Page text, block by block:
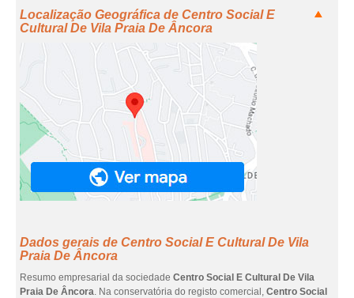
Localização Geográfica de Centro Social E
Cultural De Vila Praia De Âncora
Dados gerais de Centro Social E Cultural De Vila
Praia De Âncora
Resumo empresarial da sociedade Centro Social E Cultural De Vila
Praia De Âncora. Na conservatória do registo comercial, Centro Social